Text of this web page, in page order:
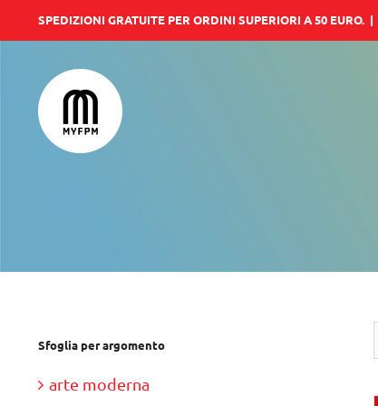
al
contenuto
SPEDIZIONI GRATUITE PER ORDINI SUPERIORI A 50 EURO. |
Sfoglia per argomento
arte moderna